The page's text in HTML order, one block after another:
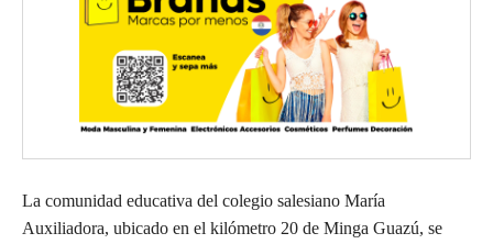
La comunidad educativa del colegio salesiano María
Auxiliadora, ubicado en el kilómetro 20 de Minga Guazú, se